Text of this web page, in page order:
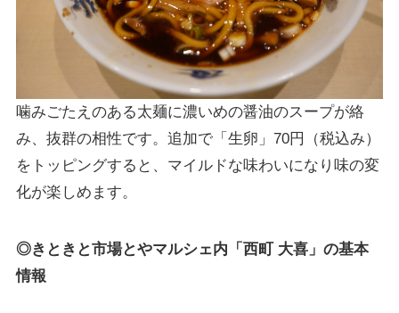
噛みごたえのある太麺に濃いめの醤油のスープが絡
み、抜群の相性です。追加で「生卵」70円（税込み）
をトッピングすると、マイルドな味わいになり味の変
化が楽しめます。
◎きときと市場とやマルシェ内「西町 大喜」の基本
情報